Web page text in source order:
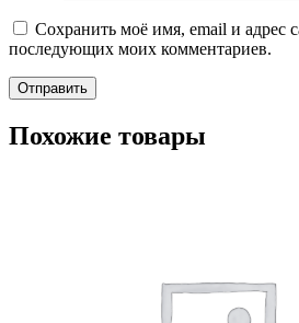
Сохранить моё имя, email и адрес
последующих моих комментариев.
Похожие товары